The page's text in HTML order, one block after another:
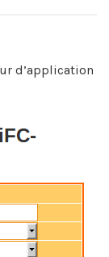
d’application